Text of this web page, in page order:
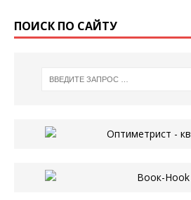
ПОИСК ПО САЙТУ